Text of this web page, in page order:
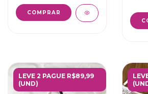
COMPRAR
LEVE 2 PAGUE R$89,99
(UND)